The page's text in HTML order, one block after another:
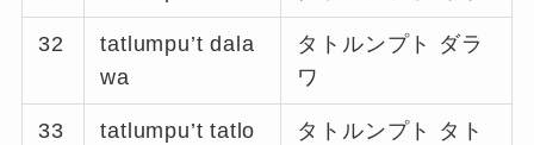
32
tatlumpu’t dala
wa
タトルンプト ダラ
ワ
33 tatlumpu’t tatlo
タトルンプト タト